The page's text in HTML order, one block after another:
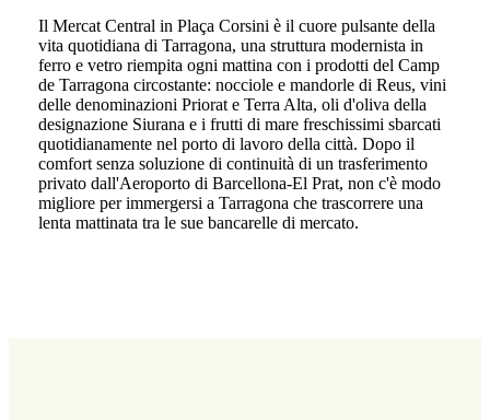
Il Mercat Central in Plaça Corsini è il cuore pulsante della
vita quotidiana di Tarragona, una struttura modernista in
ferro e vetro riempita ogni mattina con i prodotti del Camp
de Tarragona circostante: nocciole e mandorle di Reus, vini
delle denominazioni Priorat e Terra Alta, oli d'oliva della
designazione Siurana e i frutti di mare freschissimi sbarcati
quotidianamente nel porto di lavoro della città. Dopo il
comfort senza soluzione di continuità di un trasferimento
privato dall'Aeroporto di Barcellona-El Prat, non c'è modo
migliore per immergersi a Tarragona che trascorrere una
lenta mattinata tra le sue bancarelle di mercato.